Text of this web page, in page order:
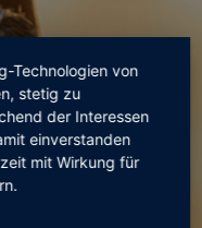
Technologien von
stetig zu
der Interessen
einverstanden
mit Wirkung für